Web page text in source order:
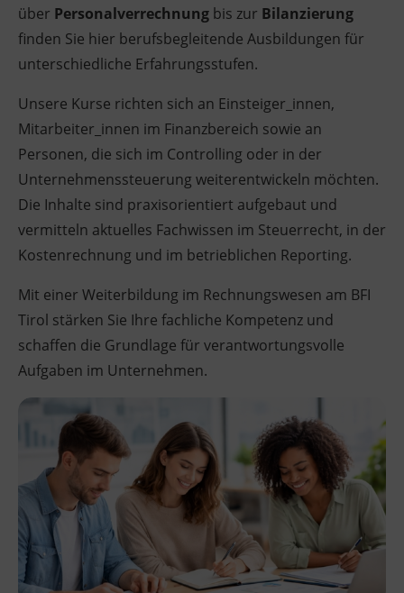
über Personalverrechnung bis zur Bilanzierung
finden Sie hier berufsbegleitende Ausbildungen für
unterschiedliche Erfahrungsstufen.
Unsere Kurse richten sich an Einsteiger_innen,
Mitarbeiter_innen im Finanzbereich sowie an
Personen, die sich im Controlling oder in der
Unternehmenssteuerung weiterentwickeln möchten.
Die Inhalte sind praxisorientiert aufgebaut und
vermitteln aktuelles Fachwissen im Steuerrecht, in der
Kostenrechnung und im betrieblichen Reporting.
Mit einer Weiterbildung im Rechnungswesen am BFI
Tirol stärken Sie Ihre fachliche Kompetenz und
schaffen die Grundlage für verantwortungsvolle
Aufgaben im Unternehmen.